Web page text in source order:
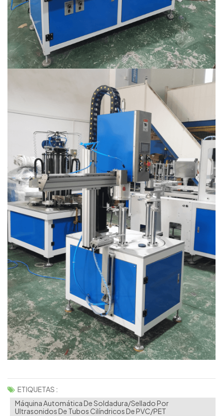
ETIQUETAS :
Máquina Automática De Soldadura/sellado Por
Ultrasonidos De Tubos Cilíndricos De PVC/PET